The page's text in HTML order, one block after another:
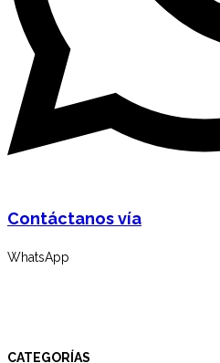
Contáctanos vía
WhatsApp
CATEGORÍAS